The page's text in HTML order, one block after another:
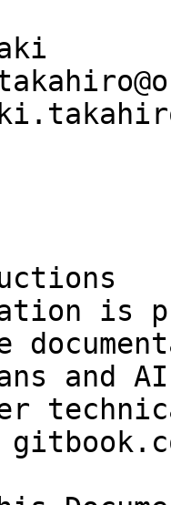
is
and